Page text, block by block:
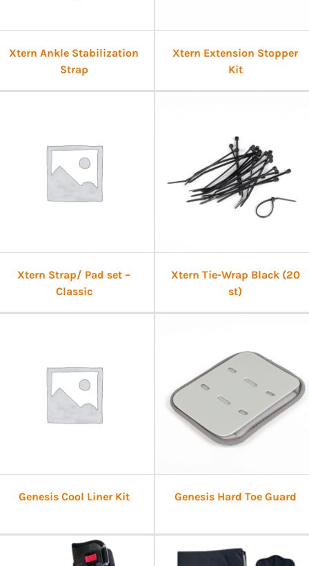
Xtern Ankle Stabilization
Strap
Xtern Extension Stopper
Kit
Xtern Strap/ Pad set –
Classic
Xtern Tie-Wrap Black (20
st)
Genesis Cool Liner Kit Genesis Hard Toe Guard